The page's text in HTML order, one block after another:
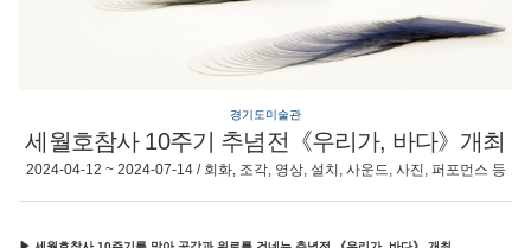
경기도미술관
세월호참사 10주기 추념전《우리가, 바다》개최
2024-04-12 ~ 2024-07-14 / 회화, 조각, 영상, 설치, 사운드, 사진, 퍼포먼스 등